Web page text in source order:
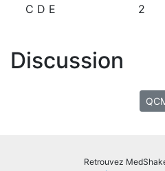
C D E
2
Discussion
Retrouvez